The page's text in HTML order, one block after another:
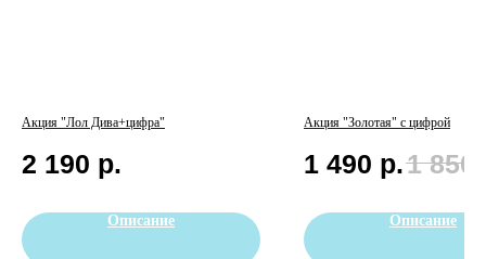
Акция "Лол Дива+цифра"
2 190 р.
Описание
Акция "Золотая" с цифрой
1 490 р.1 850
Описание